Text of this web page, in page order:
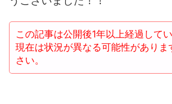
この記事は公開後1年以上経過してい
現在は状況が異なる可能性があり
さい。